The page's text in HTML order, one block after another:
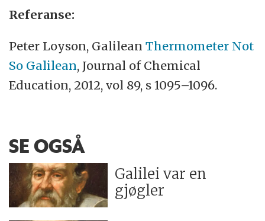
Referanse:
Peter Loyson, GalileanThermometer Not
So Galilean, Journal of Chemical
Education, 2012, vol 89, s 1095–1096.
SE OGSÅ
Galilei var en
gjøgler